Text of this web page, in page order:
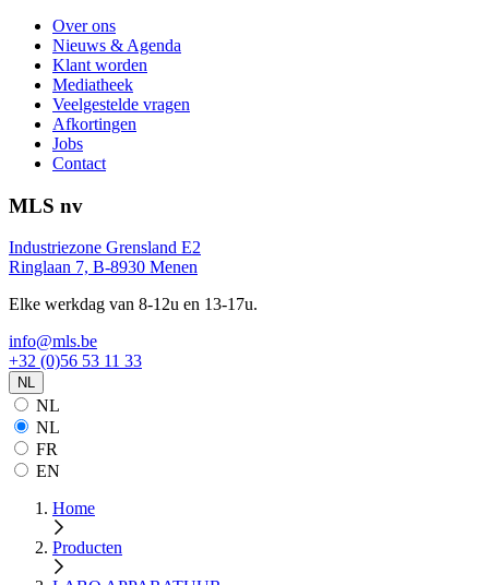
Over ons
Nieuws & Agenda
Klant worden
Mediatheek
Veelgestelde vragen
Afkortingen
Jobs
Contact
MLS nv
Industriezone Grensland E2
Ringlaan 7, B-8930 Menen
Elke werkdag van 8-12u en 13-17u.
info@mls.be
+32 (0)56 53 11 33
NL
NL
NL
FR
EN
Home
Producten